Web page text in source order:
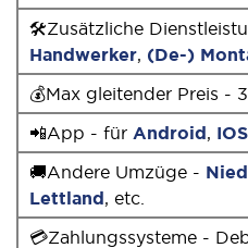
🛠Zusätzliche
Handwerker, (De-)
💰Max gleitender Preis -
📲App - für Android, IOS
🚚Andere Umzüge -
Lettland, etc.
💳Zahlungssysteme -